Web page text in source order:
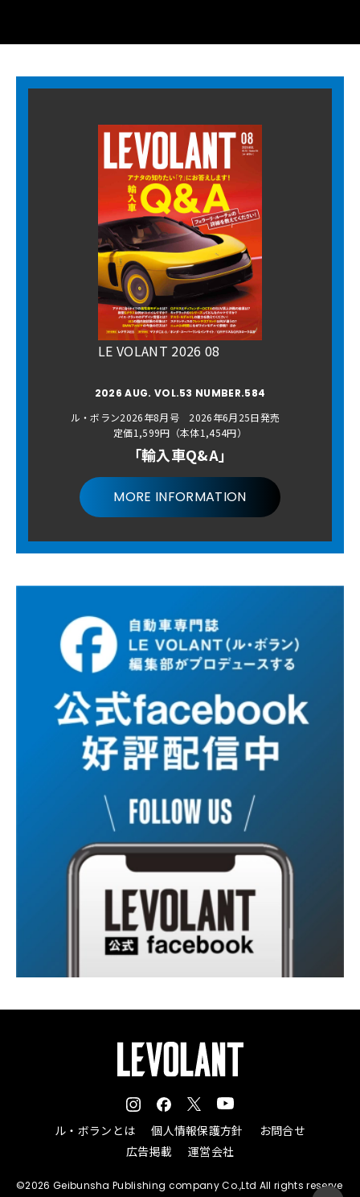
LE VOLANT 2026 08
2026 AUG. VOL.53 NUMBER.584
ル・ボラン2026年8月号 2026年6月25日発売
定価1,599円（本体1,454円）
「輸入車Q&A」
MORE INFORMATION
ル・ボランとは 個人情報保護方針
お問合せ
広告掲載
運営会社
©2026 Geibunsha Publishing company Co.,Ltd All rights reserve